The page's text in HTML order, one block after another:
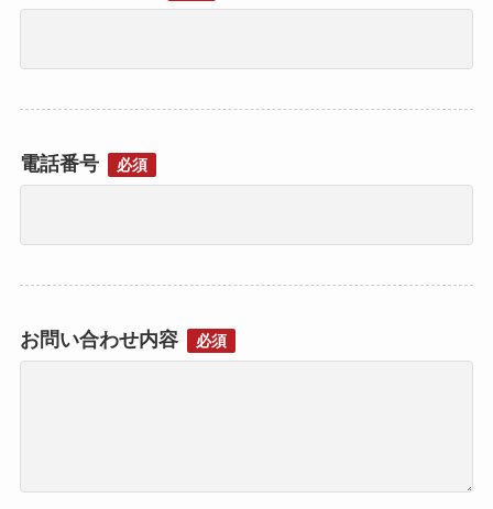
電話番号 必須
お問い合わせ内容 必須